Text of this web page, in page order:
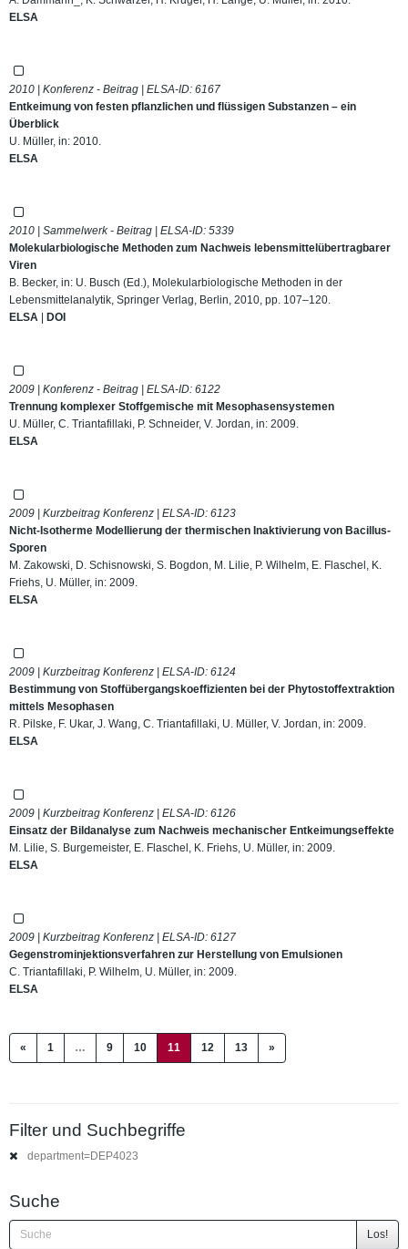
ELSA
2010 | Konferenz - Beitrag | ELSA-ID: 6167
Entkeimung von festen pflanzlichen und flüssigen Substanzen – ein
Überblick
U. Müller, in: 2010.
ELSA
2010 | Sammelwerk - Beitrag | ELSA-ID: 5339
Molekularbiologische Methoden zum Nachweis lebensmittelübertragbarer
Viren
B. Becker, in: U. Busch (Ed.), Molekularbiologische Methoden in der
Lebensmittelanalytik, Springer Verlag, Berlin, 2010, pp. 107–120.
ELSA | DOI
2009 | Konferenz - Beitrag | ELSA-ID: 6122
Trennung komplexer Stoffgemische mit Mesophasensystemen
U. Müller, C. Triantafillaki, P. Schneider, V. Jordan, in: 2009.
ELSA
2009 | Kurzbeitrag Konferenz | ELSA-ID: 6123
Nicht-Isotherme Modellierung der thermischen Inaktivierung von Bacillus-
Sporen
M. Zakowski, D. Schisnowski, S. Bogdon, M. Lilie, P. Wilhelm, E. Flaschel, K.
Friehs, U. Müller, in: 2009.
ELSA
2009 | Kurzbeitrag Konferenz | ELSA-ID: 6124
Bestimmung von Stoffübergangskoeffizienten bei der Phytostoffextraktion
mittels Mesophasen
R. Pilske, F. Ukar, J. Wang, C. Triantafillaki, U. Müller, V. Jordan, in: 2009.
ELSA
2009 | Kurzbeitrag Konferenz | ELSA-ID: 6126
Einsatz der Bildanalyse zum Nachweis mechanischer Entkeimungseffekte
M. Lilie, S. Burgemeister, E. Flaschel, K. Friehs, U. Müller, in: 2009.
ELSA
2009 | Kurzbeitrag Konferenz | ELSA-ID: 6127
Gegenstrominjektionsverfahren zur Herstellung von Emulsionen
C. Triantafillaki, P. Wilhelm, U. Müller, in: 2009.
ELSA
« 1 … 9 10 11 (current)
12 13 »
Filter und Suchbegriffe
department=DEP4023
Suche
Los!